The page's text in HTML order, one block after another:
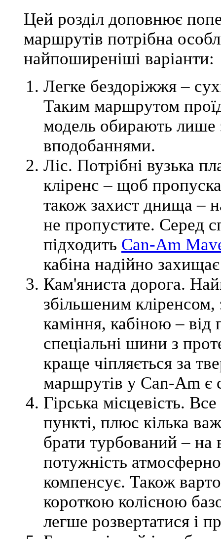
Цей розділ доповнює
маршрутів потрібна
найпоширеніші варіанти:
Легке бездоріжжя –
Таким маршрутом
модель обирають лише
вподобаннями.
Ліс. Потрібні вузька
кліренс – щоб
також захист днища –
не пропустите. Серед
підходить Can-Am
кабіна надійно
Кам'яниста дорога.
збільшеним
каміння, кабіною – від
спеціальні шини з
краще чіпляється за
маршрутів у Can-Am є
Гірська місцевість.
пункті, плюс кілька
брати турбований – на
потужність
компенсує. Також
короткою колісною
легше розвертатися і